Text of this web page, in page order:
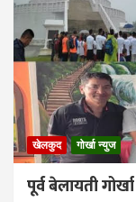
खेलकुद गोर्खा न्युज
पूर्व बेलायती